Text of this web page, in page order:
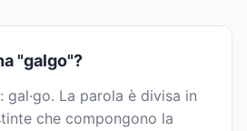
"galgo"?
: gal·go. La parola è divisa in
che compongono la